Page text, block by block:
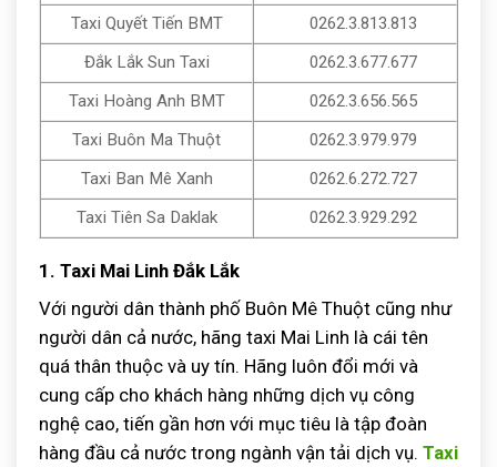
Taxi Quyết Tiến BMT
0262.3.813.813
Đắk Lắk Sun Taxi
0262.3.677.677
Taxi Hoàng Anh BMT
0262.3.656.565
Taxi Buôn Ma Thuột
0262.3.979.979
Taxi Ban Mê Xanh
0262.6.272.727
Taxi Tiên Sa Daklak
0262.3.929.292
1. Taxi Mai Linh Đắk Lắk
Với người dân thành phố Buôn Mê Thuột cũng như
người dân cả nước, hãng taxi Mai Linh là cái tên
quá thân thuộc và uy tín. Hãng luôn đổi mới và
cung cấp cho khách hàng những dịch vụ công
nghệ cao, tiến gần hơn với mục tiêu là tập đoàn
hàng đầu cả nước trong ngành vận tải dịch vụ. Taxi